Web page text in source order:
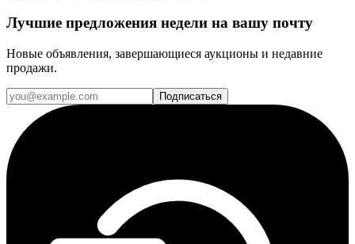
Лучшие предложения недели на вашу почту
Новые объявления, завершающиеся аукционы и недавние
продажи.
Подписаться